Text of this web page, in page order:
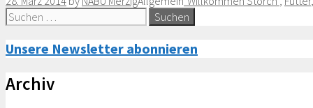
Suche
nach:
Unsere Newsletter abonnieren
Archiv